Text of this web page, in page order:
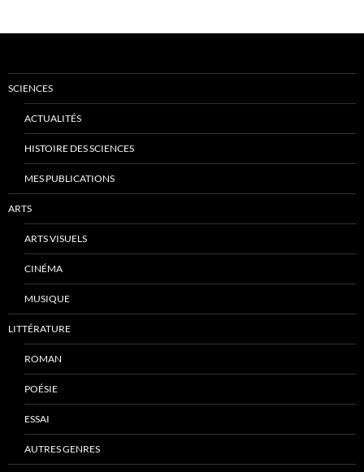
SCIENCES
ACTUALITÉS
HISTOIRE DES SCIENCES
MES PUBLICATIONS
ARTS
ARTS VISUELS
CINÉMA
MUSIQUE
LITTÉRATURE
ROMAN
POÉSIE
ESSAI
AUTRES GENRES